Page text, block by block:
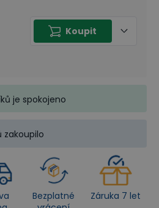
Koupit
je spokojeno
zakoupilo
Bezplatné
Záruka 7 let